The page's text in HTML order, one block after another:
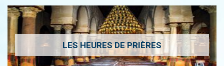
LES HEURES DE PRIÈRES